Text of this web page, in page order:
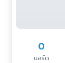
0
บอร์ด